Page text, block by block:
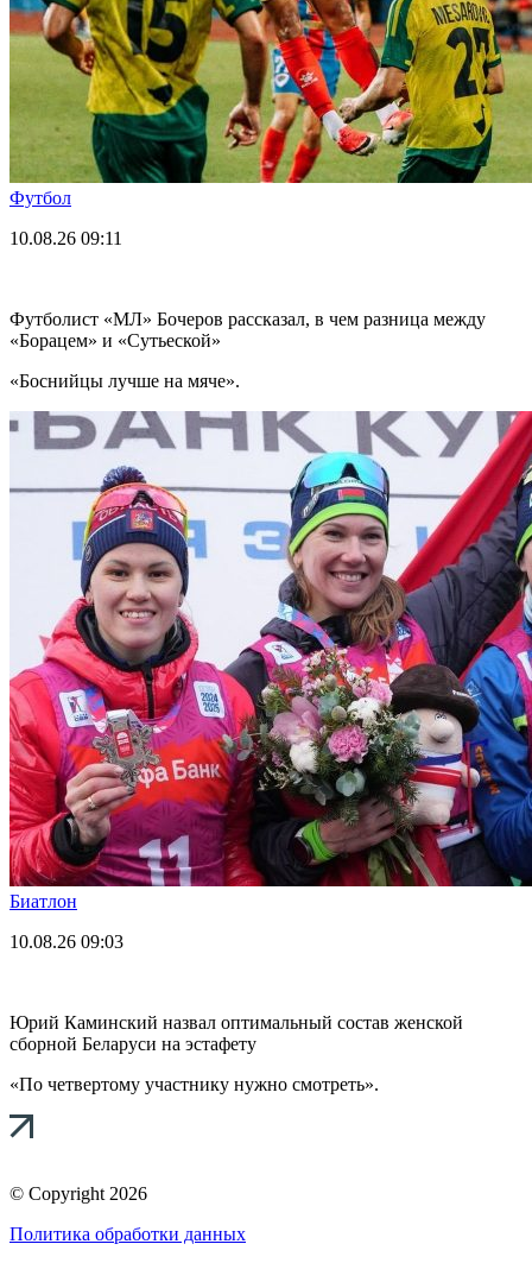
Футбол
10.08.26 09:11
Футболист «МЛ» Бочеров рассказал, в чем разница между
«Борацем» и «Сутьеской»
«Боснийцы лучше на мяче».
Биатлон
10.08.26 09:03
Юрий Каминский назвал оптимальный состав женской
сборной Беларуси на эстафету
«По четвертому участнику нужно смотреть».
© Copyright 2026
Политика обработки данных